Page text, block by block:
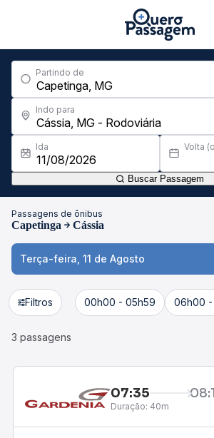
Partindo de
Indo para
Ida Volta
Buscar Passagem
Passagens de ônibus
Capetinga Cássia
Terça-feira, 11 de Agosto
Filtros 00h00 - 05h59 06h00 -
3 passagens
07:35
Duração: 40m